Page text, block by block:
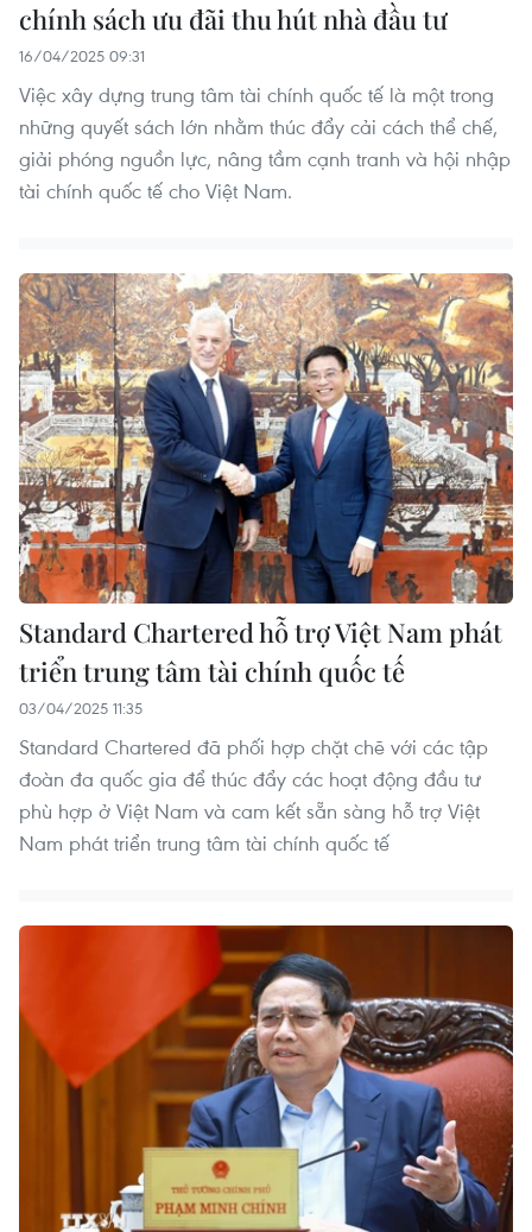
chính sách ưu đãi thu hút nhà đầu tư
16/04/2025 09:31
Việc xây dựng trung tâm tài chính quốc tế là một trong
những quyết sách lớn nhằm thúc đẩy cải cách thể chế,
giải phóng nguồn lực, nâng tầm cạnh tranh và hội nhập
tài chính quốc tế cho Việt Nam.
Standard Chartered hỗ trợ Việt Nam phát
triển trung tâm tài chính quốc tế
03/04/2025 11:35
Standard Chartered đã phối hợp chặt chẽ với các tập
đoàn đa quốc gia để thúc đẩy các hoạt động đầu tư
phù hợp ở Việt Nam và cam kết sẵn sàng hỗ trợ Việt
Nam phát triển trung tâm tài chính quốc tế